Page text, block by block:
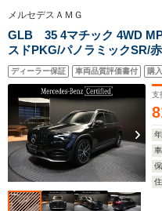
メルセデスＡＭＧ
GLB 35 4マチック 4WD
スドPKG/パノラミックSR/
コ前後付き
ディーラー保証 車両品質評価書付 購
支